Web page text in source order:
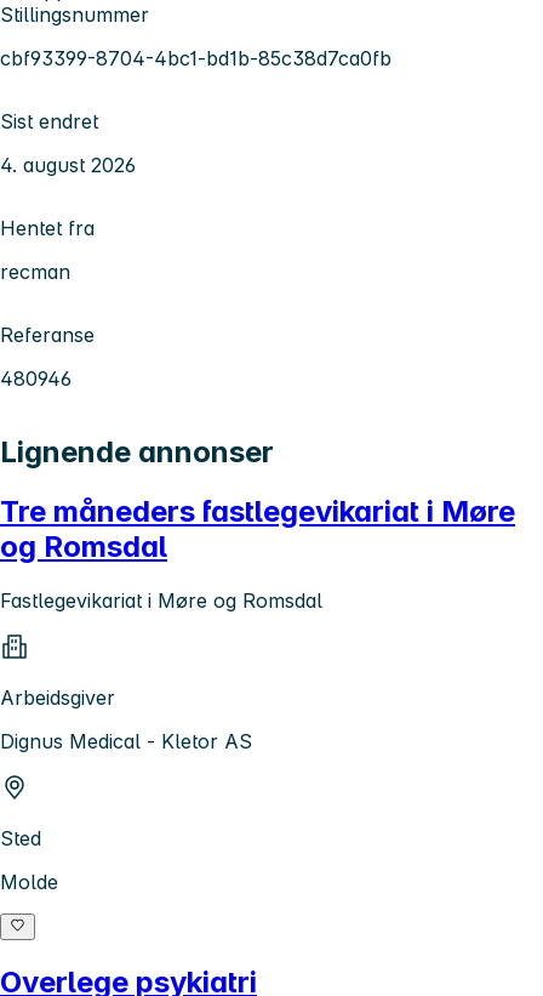
Stillingsnummer
cbf93399-8704-4bc1-bd1b-85c38d7ca0fb
Sist endret
4. august 2026
Hentet fra
recman
Referanse
480946
Lignende annonser
Tre måneders fastlegevikariat i Møre
og Romsdal
Fastlegevikariat i Møre og Romsdal
Arbeidsgiver
Dignus Medical - Kletor AS
Sted
Molde
Overlege psykiatri